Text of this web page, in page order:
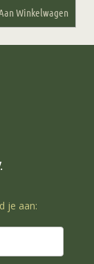
Winkelwagen
je aan: